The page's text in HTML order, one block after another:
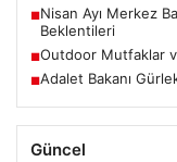
■Nisan Ayı Merkez
Beklentileri
■Outdoor Mutfaklar
■Adalet Bakanı
Güncel